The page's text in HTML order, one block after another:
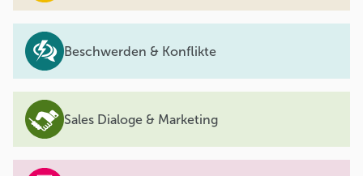
Beschwerden & Konflikte
Sales Dialoge & Marketing